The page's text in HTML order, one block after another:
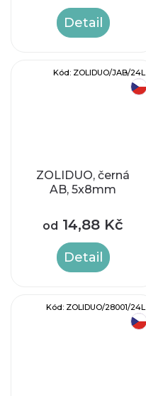
Detail
ZOLIDUO, černá
AB, 5x8mm
od 14,88 Kč
Detail
Kód: ZOLIDUO/JAB/24L
Kód: ZOLIDUO/28001/24L